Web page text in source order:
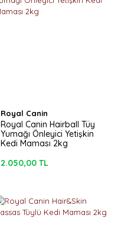
Royal Canin
Royal Canin Hairball Tüy
Yumağı Önleyici Yetişkin
Kedi Maması 2kg
2.050,00 TL